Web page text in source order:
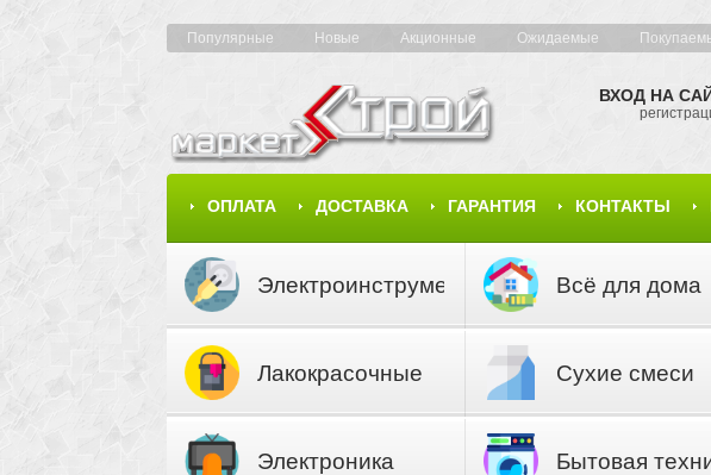
Популярные Новые Акционные Ожидаемые
ОПЛАТА ДОСТАВКА ГАРАНТИЯ КОНТАКТЫ
КАРТА САЙТА
ВХОД НА
Электроинструмент Всё для дома
Лакокрасочные
Сухие смеси
Электроника Бытовая